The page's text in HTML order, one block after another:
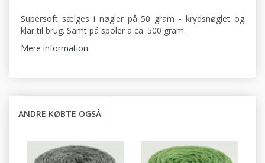
Supersoft sælges i nøgler på 50 gram - krydsnøglet og
klar til brug. Samt på spoler a ca. 500 gram.
Mere information
ANDRE KØBTE OGSÅ